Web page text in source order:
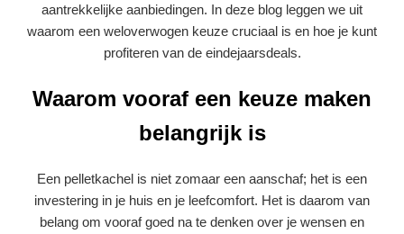
aantrekkelijke aanbiedingen. In deze blog leggen we uit
waarom een weloverwogen keuze cruciaal is en hoe je kunt
profiteren van de eindejaarsdeals.
Waarom vooraf een keuze maken
belangrijk is
Een pelletkachel is niet zomaar een aanschaf; het is een
investering in je huis en je leefcomfort. Het is daarom van
belang om vooraf goed na te denken over je wensen en